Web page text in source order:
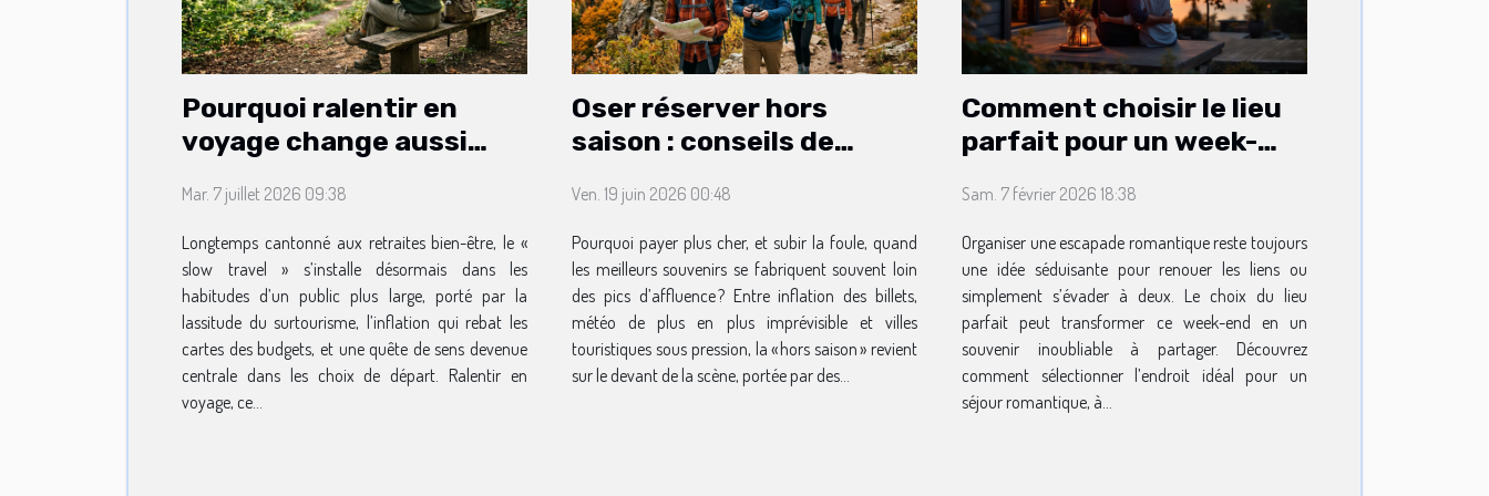
Pourquoi ralentir en
voyage change aussi
Mar. 7 juillet 2026 09:38
Longtemps cantonné aux retraites bien-être, le «
slow travel » s’installe désormais dans les
habitudes d’un public plus large, porté par la
lassitude du surtourisme, l’inflation qui rebat les
cartes des budgets, et une quête de sens devenue
centrale dans les choix de départ. Ralentir en
voyage, ce...
Oser réserver hors
saison : conseils de
Ven. 19 juin 2026 00:48
Pourquoi payer plus cher, et subir la foule, quand
les meilleurs souvenirs se fabriquent souvent loin
des pics d’affluence ? Entre inflation des billets,
météo de plus en plus imprévisible et villes
touristiques sous pression, la « hors saison » revient
sur le devant de la scène, portée par des...
Comment choisir le lieu
parfait pour un week-
Sam. 7 février 2026 18:38
Organiser une escapade romantique reste toujours
une idée séduisante pour renouer les liens ou
simplement s’évader à deux. Le choix du lieu
parfait peut transformer ce week-end en un
souvenir inoubliable à partager. Découvrez
comment sélectionner l’endroit idéal pour un
séjour romantique, à...